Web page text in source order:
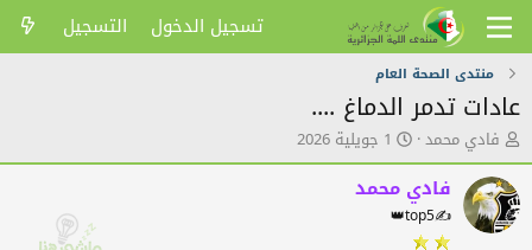
تسجيل الدخول التسجيل
منتدى الصحة العام
عادات تدمر الدماغ ....
ك
ا
ت
ب
ا
فادي محمد ت
ا
ر
ي
خ
1 جويلية 2026
فادي محمد
👑top5✍️